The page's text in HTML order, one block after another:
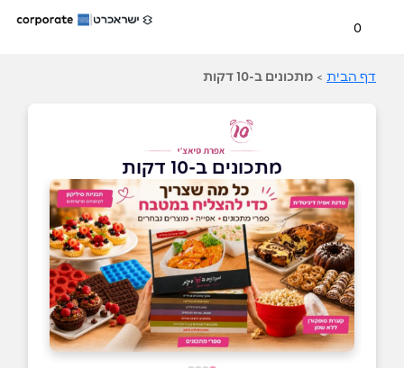
0
דף הבית > מתכונים ב-10 דקות
מתכונים ב-10 דקות